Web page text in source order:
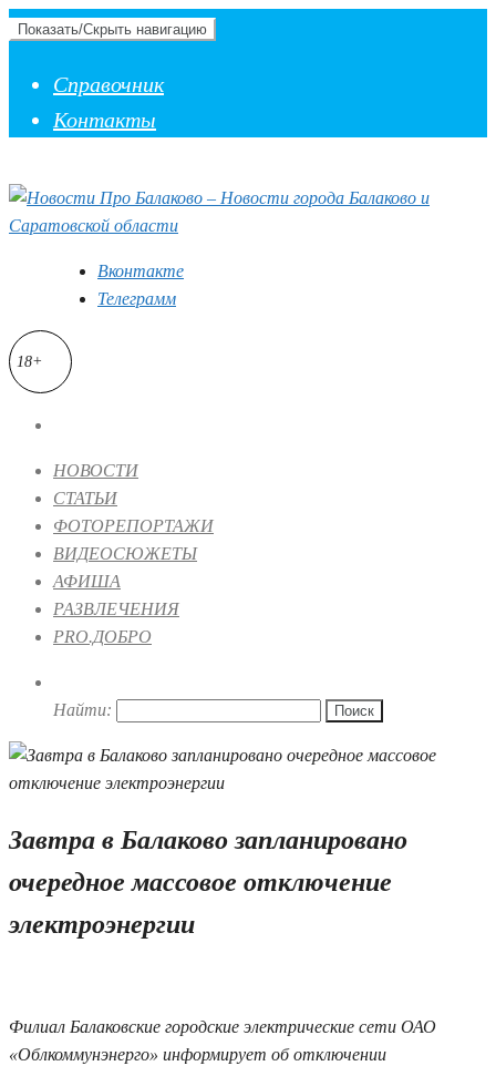
Показать/Скрыть навигацию
Справочник
Контакты
Вконтакте
Телеграмм
18+
НОВОСТИ
СТАТЬИ
ФОТОРЕПОРТАЖИ
ВИДЕОСЮЖЕТЫ
АФИША
РАЗВЛЕЧЕНИЯ
PRO.ДОБРО
Найти:
Завтра в Балаково запланировано
очередное массовое отключение
электроэнергии
Филиал Балаковские городские электрические сети ОАО
«Облкоммунэнерго» информирует об отключении